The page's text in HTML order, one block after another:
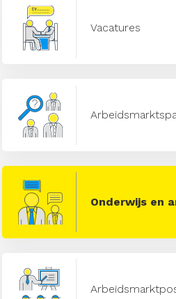
Vacatures
Onderwijs en